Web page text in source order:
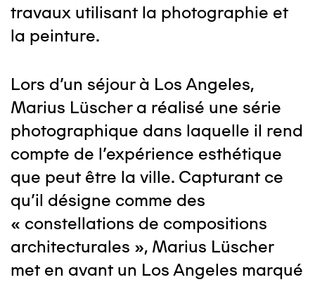
travaux utilisant la photographie et
la peinture.
Lors d’un séjour à Los Angeles,
Marius Lüscher a réalisé une série
photographique dans laquelle il rend
compte de l’expérience esthétique
que peut être la ville. Capturant ce
qu’il désigne comme des
« constellations de compositions
architecturales », Marius Lüscher
met en avant un Los Angeles marqué